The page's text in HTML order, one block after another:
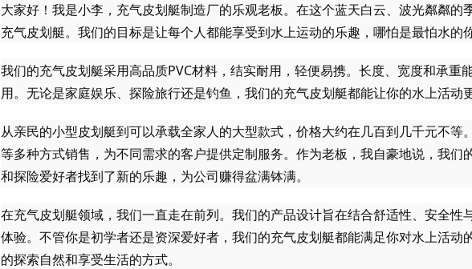
大家好！我是小李，充气皮划艇制造厂的乐观老板。在这个蓝天白云、波光粼粼
充气皮划艇。我们的目标是让每个人都能享受到水上运动的乐趣，哪怕是最怕水的
我们的充气皮划艇采用高品质PVC材料，结实耐用，轻便易携。长度、宽度和承重
用。无论是家庭娱乐、探险旅行还是钓鱼，我们的充气皮划艇都能让你的水上活动
从亲民的小型皮划艇到可以承载全家人的大型款式，价格大约在几百到几千元不
等多种方式销售，为不同需求的客户提供定制服务。作为老板，我自豪地说，我们
和探险爱好者找到了新的乐趣，为公司赚得盆满钵满。
在充气皮划艇领域，我们一直走在前列。我们的产品设计旨在结合舒适性、安全性
体验。不管你是初学者还是资深爱好者，我们的充气皮划艇都能满足你对水上活
的探索自然和享受生活的方式。